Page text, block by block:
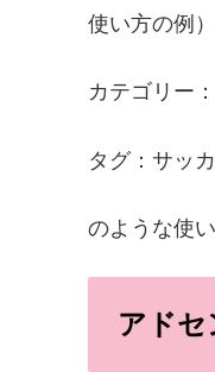
使い方の例）
カテゴリー
タグ：サッ
のような使
アドセ